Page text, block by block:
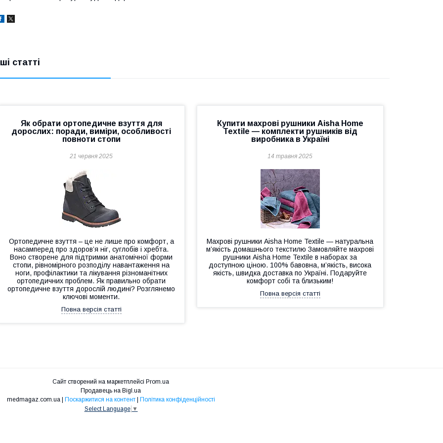
статті
Як обрати ортопедичне взуття для
дорослих: поради, виміри, особливості
повноти стопи
21 червня 2025
Ортопедичне взуття – це не лише про комфорт, а
насамперед про здоров’я ніг, суглобів і хребта.
Воно створене для підтримки анатомічної форми
стопи, рівномірного розподілу навантаження на
ноги, профілактики та лікування різноманітних
ортопедичних проблем. Як правильно обрати
ортопедичне взуття дорослій людині? Розглянемо
ключові моменти.
Повна версія статті
Купити махрові рушники Aisha Home
Textile — комплекти рушників від
виробника в Україні
14 травня 2025
Махрові рушники Aisha Home Textile — натуральна
м’якість домашнього текстилю Замовляйте махрові
рушники Aisha Home Textile в наборах за
доступною ціною. 100% бавовна, м’якість, висока
якість, швидка доставка по Україні. Подаруйте
комфорт собі та близьким!
Повна версія статті
Сайт створений на маркетплейсі Prom.ua
Продавець на Bigl.ua
Поскаржитися на контент
Політика конфіденційності
Select Language ▼